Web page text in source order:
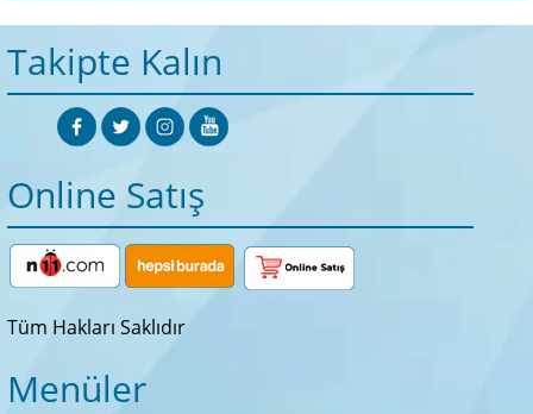
Takipte Kalın
Online Satış
Tüm Hakları Saklıdır
Menüler